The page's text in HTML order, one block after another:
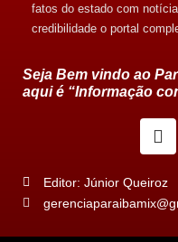
fatos do estado com
credibilidade o portal
Seja Bem vindo ao
aqui é “Informação
Editor: Júnior Queiroz